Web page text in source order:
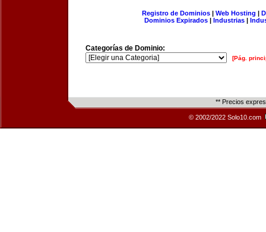
Registro de Dominios| Web Hosting |
Dominios Expirados | Industrias |
Categorías de Dominio:
[Pág.
** Precios
© 2002/2022 Solo10.com